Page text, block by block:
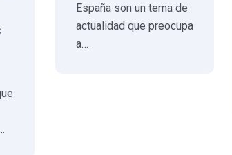
España son un tema de
actualidad que preocupa
a…